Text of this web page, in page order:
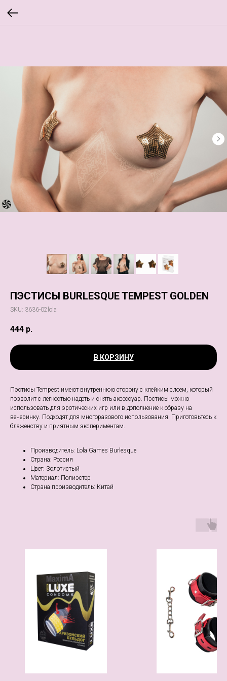
ПЭСТИСЫ BURLESQUE TEMPEST GOLDEN
SKU: 3636-02lola
444 р.
В КОРЗИНУ
Пэстисы Tempest имеют внутреннюю сторону с клейким слоем, который
позволит c легкостью надеть и снять аксессуар. Пэстисы можно
использовать для эротических игр или в дополнение к образу на
вечеринку. Подходят для многоразового использования. Приготовьтесь к
блаженству и приятным экспериментам.
Производитель: Lola Games Burlesque
Страна: Россия
Цвет: Золотистый
Материал: Полиэстер
Страна производитель: Китай